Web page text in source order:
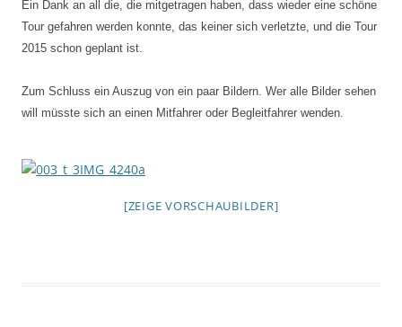
Ein Dank an all die, die mitgetragen haben, dass wieder eine schöne
Tour gefahren werden konnte, das keiner sich verletzte, und die Tour
2015 schon geplant ist.
Zum Schluss ein Auszug von ein paar Bildern. Wer alle Bilder sehen
will müsste sich an einen Mitfahrer oder Begleitfahrer wenden.
[ZEIGE VORSCHAUBILDER]